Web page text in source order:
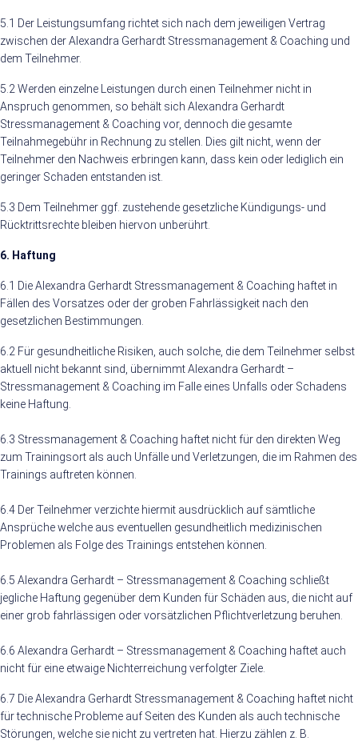
5.1 Der Leistungsumfang richtet sich nach dem jeweiligen Vertrag
zwischen der Alexandra Gerhardt Stressmanagement & Coaching und
dem Teilnehmer.
5.2 Werden einzelne Leistungen durch einen Teilnehmer nicht in
Anspruch genommen, so behält sich Alexandra Gerhardt
Stressmanagement & Coaching vor, dennoch die gesamte
Teilnahmegebühr in Rechnung zu stellen. Dies gilt nicht, wenn der
Teilnehmer den Nachweis erbringen kann, dass kein oder lediglich ein
geringer Schaden entstanden ist.
5.3 Dem Teilnehmer ggf. zustehende gesetzliche Kündigungs- und
Rücktrittsrechte bleiben hiervon unberührt.
6. Haftung
6.1 Die Alexandra Gerhardt Stressmanagement & Coaching haftet in
Fällen des Vorsatzes oder der groben Fahrlässigkeit nach den
gesetzlichen Bestimmungen.
6.2 Für gesundheitliche Risiken, auch solche, die dem Teilnehmer selbst
aktuell nicht bekannt sind, übernimmt Alexandra Gerhardt –
Stressmanagement & Coaching im Falle eines Unfalls oder Schadens
keine Haftung.
6.3 Stressmanagement & Coaching haftet nicht für den direkten Weg
zum Trainingsort als auch Unfälle und Verletzungen, die im Rahmen des
Trainings auftreten können.
6.4 Der Teilnehmer verzichte hiermit ausdrücklich auf sämtliche
Ansprüche welche aus eventuellen gesundheitlich medizinischen
Problemen als Folge des Trainings entstehen können.
6.5 Alexandra Gerhardt – Stressmanagement & Coaching schließt
jegliche Haftung gegenüber dem Kunden für Schäden aus, die nicht auf
einer grob fahrlässigen oder vorsätzlichen Pflichtverletzung beruhen.
6.6 Alexandra Gerhardt – Stressmanagement & Coaching haftet auch
nicht für eine etwaige Nichterreichung verfolgter Ziele.
6.7 Die Alexandra Gerhardt Stressmanagement & Coaching haftet nicht
für technische Probleme auf Seiten des Kunden als auch technische
Störungen, welche sie nicht zu vertreten hat. Hierzu zählen z. B.